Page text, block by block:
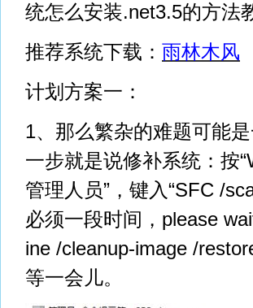
统怎么安装.net3.5的方法
推荐系统下载： 雨林木风
计划方案一：
1、那么繁杂的难题可能
一步就是说修补系统：按
管理人员”，键入“SFC /
必须一段时间，please
ine /cleanup-image /
等一会儿。